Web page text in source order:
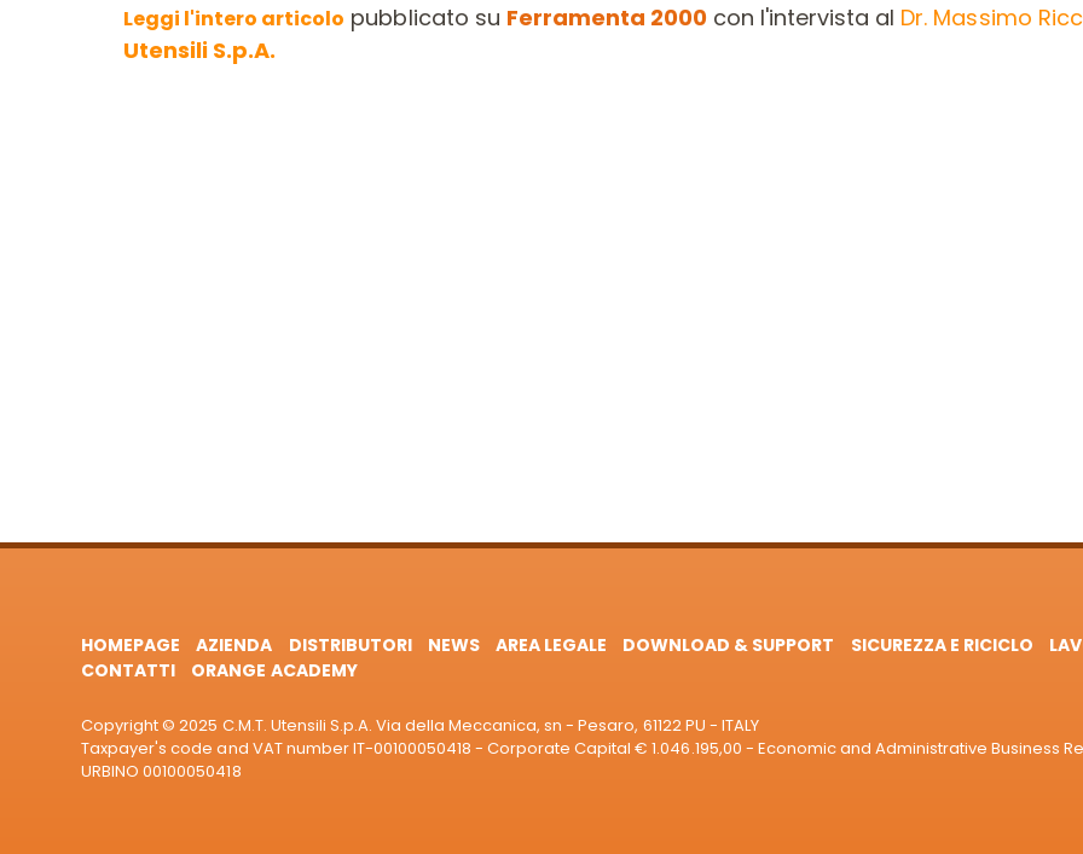
Leggi l'intero articolo pubblicato su Ferramenta 2000con l'intervista al Dr. Massimo
Utensili S.p.A.
HOMEPAGE AZIENDA DISTRIBUTORI NEWS AREA LEGALE DOWNLOAD & SUPPORT SICUREZZA E RICICLO
CONTATTI
ORANGE ACADEMY
Copyright © 2025 C.M.T. Utensili S.p.A. Via della Meccanica, sn - Pesaro, 61122 PU - ITALY
Taxpayer's code and VAT number IT-00100050418 - Corporate Capital € 1.046.195,00 - Economic and Administrative Business
URBINO 00100050418